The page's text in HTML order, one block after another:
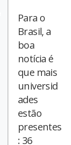
Para o
Brasil, a
boa
notícia é
que mais
universid
ades
estão
presentes
: 36